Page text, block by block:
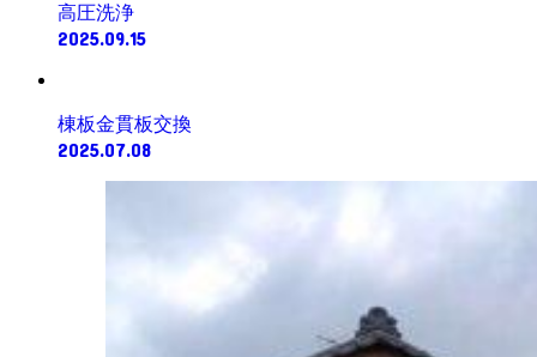
高圧洗浄
2025.09.15
棟板金貫板交換
2025.07.08